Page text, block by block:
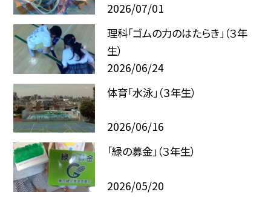
2026/07/01
理科「ゴムの力のはたらき」（３年
生）
2026/06/24
体育「水泳」（３年生）
2026/06/16
「緑の募金」（３年生）
2026/05/20